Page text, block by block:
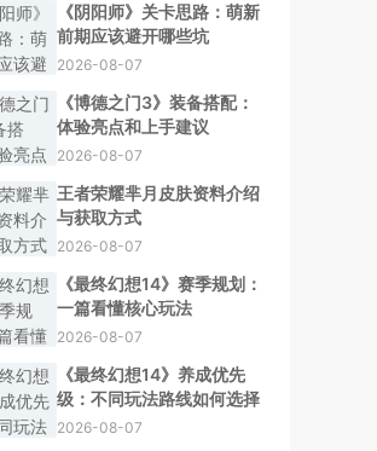
《阴阳师》关卡思路：萌新
前期应该避开哪些坑
2026-08-07
《博德之门3》装备搭配：
体验亮点和上手建议
2026-08-07
王者荣耀芈月皮肤资料介绍
与获取方式
2026-08-07
《最终幻想14》赛季规划：
一篇看懂核心玩法
2026-08-07
《最终幻想14》养成优先
级：不同玩法路线如何选择
2026-08-07